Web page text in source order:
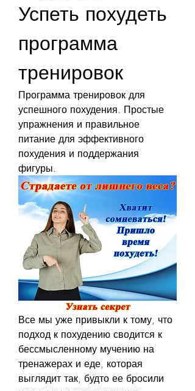
Успеть похудеть
программа
тренировок
Программа тренировок для
успешного похудения. Простые
упражнения и правильное
питание для эффективного
похудения и поддержания
фигуры.
Все мы уже привыкли к тому, что
подход к похудению сводится к
бессмысленному мучению на
тренажерах и еде, которая
выглядит так, будто ее бросили